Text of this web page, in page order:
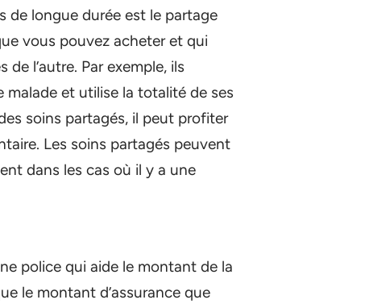
de longue durée est le partage
vous pouvez acheter et qui
l’autre. Par exemple, ils
et utilise la totalité de ses
soins partagés, il peut profiter
Les soins partagés peuvent
dans les cas où il y a une
police qui aide le montant de la
le montant d’assurance que